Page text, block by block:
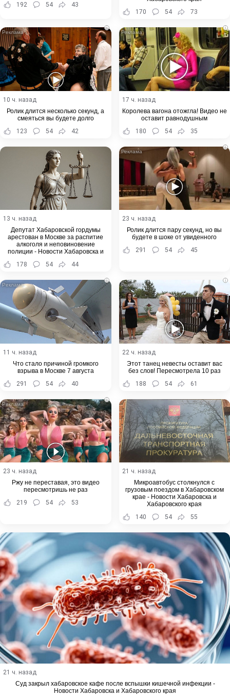
192
54 43
170
54 73
i
10 ч. назад
Ролик длится несколько секунд, а
смеяться вы будете долго
123
54 42
i
17 ч. назад
Королева вагона отожгла! Видео не
оставит равнодушным
180
54 35
13 ч. назад
Депутат Хабаровской гордумы
арестован в Москве за распитие
алкоголя и неповиновение
полиции - Новости Хабаровска и
178 54 44
i
23 ч. назад
Ролик длится пару секунд, но вы
будете в шоке от увиденного
291
54 45
i
11 ч. назад
Что стало причиной громкого
взрыва в Москве 7 августа
291
54 40
i
22 ч. назад
Этот танец невесты оставит вас
без слов! Пересмотрела 10 раз
188
54 61
i
23 ч. назад
Ржу не переставая, это видео
пересмотришь не раз
219
54 53
21 ч. назад
Микроавтобус столкнулся с
грузовым поездом в Хабаровском
крае - Новости Хабаровска и
Хабаровского края
140
54 55
21 ч. назад
Суд закрыл хабаровское кафе после вспышки кишечной инфекции -
Новости Хабаровска и Хабаровского края